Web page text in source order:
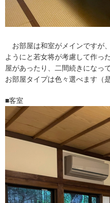
お部屋は和室がメインですが
ようにと若女将が考慮して作っ
屋があったり、二間続きになっ
お部屋タイプは色々選べます（
■客室